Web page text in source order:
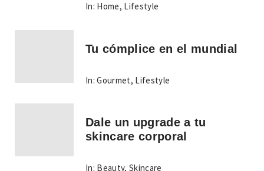
In: Home, Lifestyle
Tu cómplice en el mundial
In: Gourmet, Lifestyle
Dale un upgrade a tu
skincare corporal
In: Beauty,Skincare